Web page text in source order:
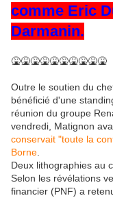
comme Eric
Darmanin.
🤮🤮🤮🤮🤮🤮🤮🤮🤮🤮
Outre le soutien du
bénéficié d'une
réunion du groupe
vendredi, Matignon
conservait "toute la
Borne
Deux lithographies au
Selon les révélations
financier (PNF) a